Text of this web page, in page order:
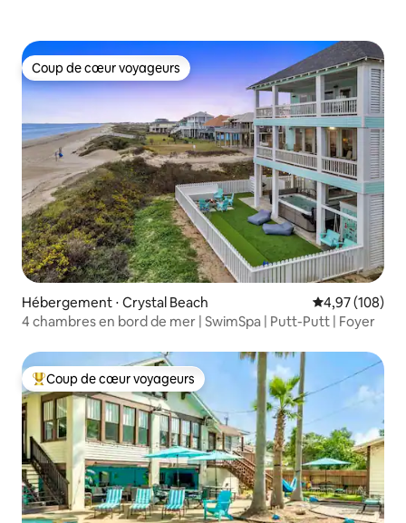
Coup de cœur voyageurs
Coup de cœur voyageurs
Hébergement ⋅ Crystal Beach Évaluation
4,97 (108)
4 chambres en bord de mer | SwimSpa | Putt-Putt | Foyer
Coups de cœur voyageurs les plus appréciés
Coup de cœur voyageurs